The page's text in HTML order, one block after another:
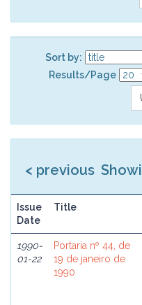
Sort by:
Results/Page
< previous
Issue
Date
Title
1990-
01-22
Portaria nº 44, de
19 de janeiro de
1990